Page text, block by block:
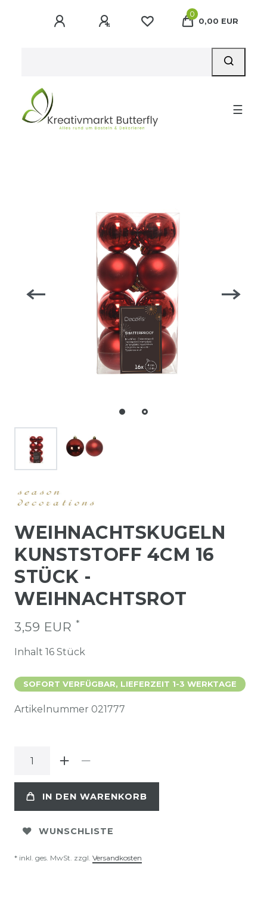
0
0,00 EUR
☰
WEIHNACHTSKUGELN
KUNSTSTOFF 4CM 16
STÜCK -
WEIHNACHTSROT
3,59 EUR *
Inhalt 16 Stück
SOFORT VERFÜGBAR, LIEFERZEIT 1-3 WERKTAGE
Artikelnummer 021777
IN DEN WARENKORB
WUNSCHLISTE
* inkl. ges. MwSt. zzgl. Versandkosten